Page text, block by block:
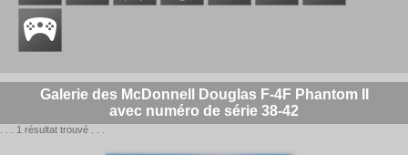
Galerie des McDonnell Douglas F-4F Phantom II
avec numéro de série 38-42
. . . 1 résultat trouvé . . .